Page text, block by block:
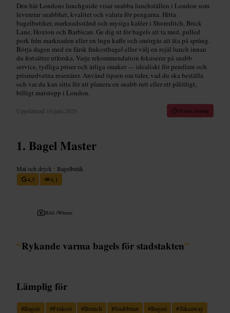
Den här Londons lunchguide visar snabba lunchställen i London som
levererar snabbhet, kvalitet och valuta för pengarna. Hitta
bagelbutiker, marknadsstånd och mysiga kaféer i Shoreditch, Brick
Lane, Hoxton och Barbican. Ge dig ut för bagels att ta med, pulled
pork från marknaden eller en lugn kaffe och smörgås att äta på språng.
Börja dagen med en färsk frukostbagel eller välj en rejäl lunch innan
du fortsätter utforska. Varje rekommendation fokuserar på snabb
service, tydliga priser och ärliga smaker — idealiskt för pendlare och
prismedvetna resenärer. Använd tipsen om tider, vad du ska beställa
och var du kan sitta för att planera en snabb rutt eller ett pålitligt,
billigt matstopp i London.
Uppdaterad 10 juni 2026 10 min läsning
Bagel Master
Mat och dryck • Bagelbutik
4,5
4,1
Bild /Wheree
“Rykande varma bagels för stadstakten”
Lämplig för
#Bagels #Frukost #Brunch #Snabbmat #Bageri #Takeaway